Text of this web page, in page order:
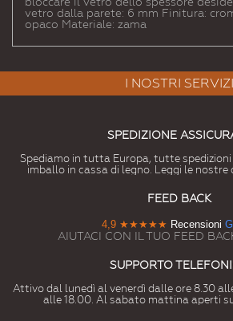
vetro dalla parete: 6 mm Finitura:
opaco Materiale: zama
I NOSTRI SERVIZI
SPEDIZIONE
Spediamo in tutta Europa, tutte
imballo in cassa di legno. Leggi le nostre
FEED BACK
4,9 ★★★★★ Recensioni G
AIUTACI CON IL TUO FEED
SUPPORTO
Attivo dal lunedì al venerdì dalle ore 8.30
alle 18.00. Al sabato mattina aperti